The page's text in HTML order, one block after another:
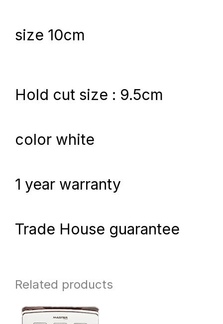
size 10cm
Hold cut size : 9.5cm
color white
1 year warranty
Trade House guarantee
Related products